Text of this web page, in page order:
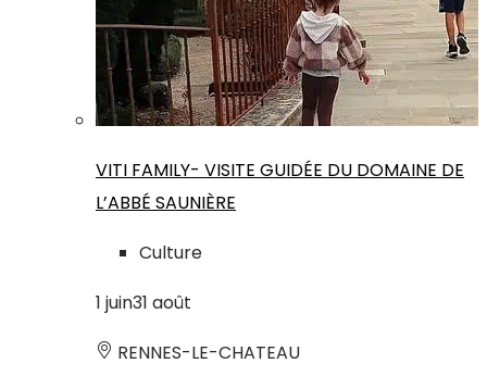
VITI FAMILY- VISITE GUIDÉE DU DOMAINE DE
L’ABBÉ SAUNIÈRE
Culture
1 juin31 août
RENNES-LE-CHATEAU